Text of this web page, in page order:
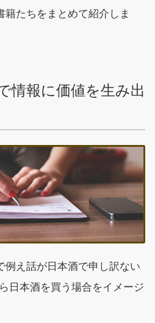
籍たちをまとめて紹介しま
情報に価値を生み出
例え話が日本酒で申し訳ない
日本酒を買う場合をイメージ